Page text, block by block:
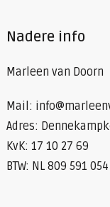
Nadere info
Marleen van Doorn
Mail:
Adres:
KvK: 17 10 27 69
BTW: NL 809 591